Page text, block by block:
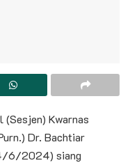
Kwarnas
Dr. Bachtiar
6/2024) siang